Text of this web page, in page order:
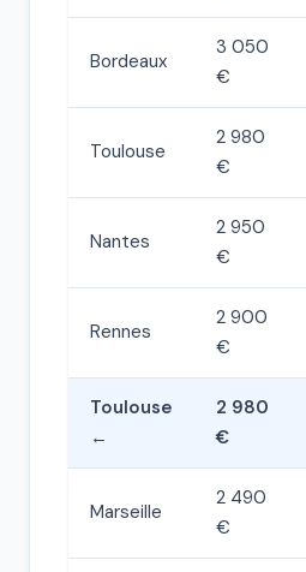
Bordeaux
3 050
€
Toulouse
2 980
€
Nantes
2 950
€
Rennes
2 900
€
Toulouse
←
2 980
€
Marseille
2 490
€